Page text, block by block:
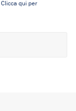
Clicca qui per